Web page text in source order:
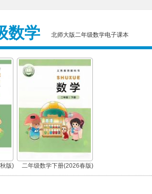
数学 北师大版二年级数学电子课本
版) 二年级数学下册(2026春版)